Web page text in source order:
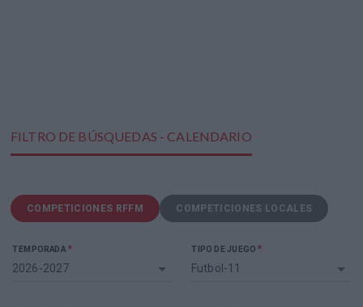
FILTRO DE BÚSQUEDAS - CALENDARIO
COMPETICIONES RFFM COMPETICIONES LOCALES
TEMPORADA*
2026-2027
TIPO DE JUEGO *
Futbol-11